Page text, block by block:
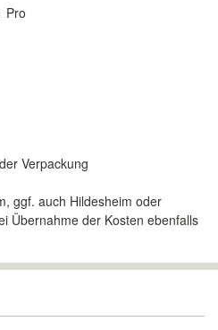
Pro
Verpackung
ggf. auch Hildesheim oder
Übernahme der Kosten ebenfalls